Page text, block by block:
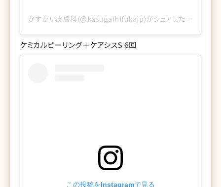
かすがい皮膚科(@kasugaihifukajp)がシェアした投稿
ケミカルピーリング＋ケアシスS 6回
この投稿をInstagramで見る